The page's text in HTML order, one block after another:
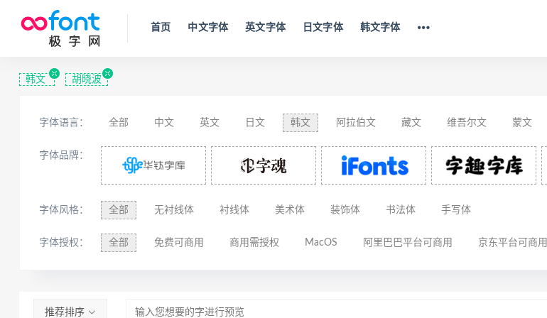
首页 中文字体 英文字体 日文字体 韩文字体
韩文 胡晓波
字体语言： 全部 中文 英文 日文 韩文 阿拉伯文 藏文 维吾尔文 蒙文
西里尔文 亚美尼亚文 拉丁文 八思巴文
字体品牌：
字体风格： 全部 无衬线体 衬线体 美术体 装饰体 书法体 手写体
字体授权： 全部 免费可商用 商用需授权 MacOS 阿里巴巴平台可商用 京东平台可商用
推荐排序